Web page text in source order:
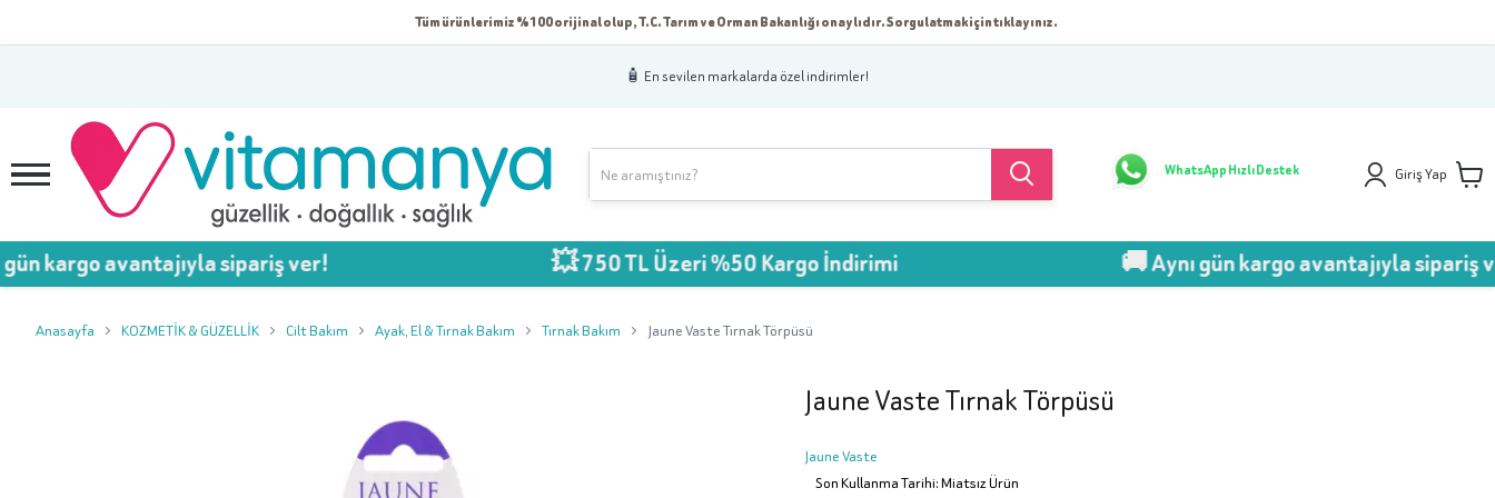
Tüm ürünlerimiz %100 orijinal olup, T.C. Tarım ve Orman Bakanlığı onaylıdır. Sorgulatmak için tıklayınız.
🧴 En sevilen markalarda özel indirimler!
WhatsApp Hızlı Destek Giriş Yap
avantajıyla sipariş ver! 💥 750 TL Üzeri %50 Kargo İndirimi 🚚 Aynı gün kargo avantajıyla sipariş ver!
Anasayfa KOZMETİK & GÜZELLİK Cilt Bakım Ayak, El & Tırnak Bakım Tırnak Bakım Jaune Vaste Tırnak Törpüsü
Jaune Vaste Tırnak Törpüsü
Jaune Vaste
Son Kullanma Tarihi: Miatsız Ürün